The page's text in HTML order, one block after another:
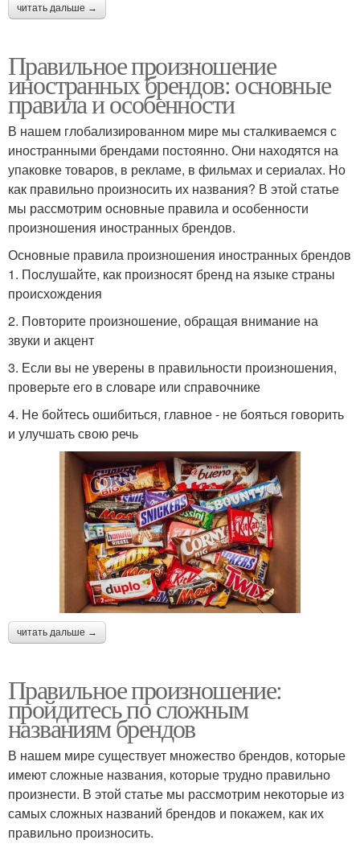
читать дальше →
Правильное произношение
иностранных брендов: основные
правила и особенности
В нашем глобализированном мире мы сталкиваемся с
иностранными брендами постоянно. Они находятся на
упаковке товаров, в рекламе, в фильмах и сериалах. Но
как правильно произносить их названия? В этой статье
мы рассмотрим основные правила и особенности
произношения иностранных брендов.
Основные правила произношения иностранных брендов
1. Послушайте, как произносят бренд на языке страны
происхождения
2. Повторите произношение, обращая внимание на
звуки и акцент
3. Если вы не уверены в правильности произношения,
проверьте его в словаре или справочнике
4. Не бойтесь ошибиться, главное - не бояться говорить
и улучшать свою речь
читать дальше →
Правильное произношение:
пройдитесь по сложным
названиям брендов
В нашем мире существует множество брендов, которые
имеют сложные названия, которые трудно правильно
произнести. В этой статье мы рассмотрим некоторые из
самых сложных названий брендов и покажем, как их
правильно произносить.